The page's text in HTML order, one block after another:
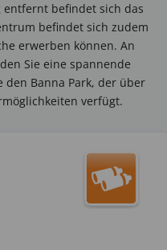
entfernt befindet sich das
befindet sich zudem
erwerben können. An
Sie eine spannende
den Banna Park, der über
verfügt.